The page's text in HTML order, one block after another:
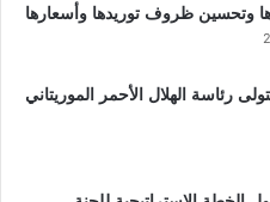
وتحسين ظروف توريدها وأسعارها
رئاسة الهلال الأحمر الموريتاني